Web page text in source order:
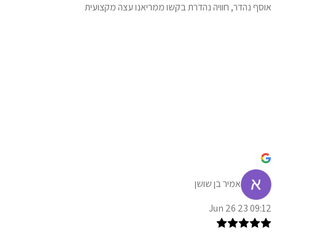
אוסף נהדר, חוויה נהדרת בקשו ממריאנו עצה מקצועית
אמיר בן שושן
09:12 23 Jun 26